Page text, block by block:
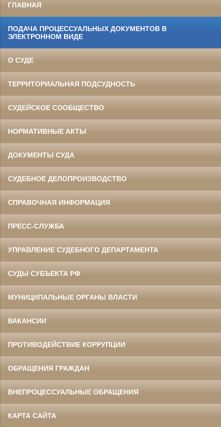
ГЛАВНАЯ
ПОДАЧА ПРОЦЕССУАЛЬНЫХ ДОКУМЕНТОВ В
ЭЛЕКТРОННОМ ВИДЕ
О СУДЕ
ТЕРРИТОРИАЛЬНАЯ ПОДСУДНОСТЬ
СУДЕЙСКОЕ СООБЩЕСТВО
НОРМАТИВНЫЕ АКТЫ
ДОКУМЕНТЫ СУДА
СУДЕБНОЕ ДЕЛОПРОИЗВОДСТВО
СПРАВОЧНАЯ ИНФОРМАЦИЯ
ПРЕСС-СЛУЖБА
УПРАВЛЕНИЕ СУДЕБНОГО ДЕПАРТАМЕНТА
СУДЫ СУБЪЕКТА РФ
МУНИЦИПАЛЬНЫЕ ОРГАНЫ ВЛАСТИ
ВАКАНСИИ
ПРОТИВОДЕЙСТВИЕ КОРРУПЦИИ
ОБРАЩЕНИЯ ГРАЖДАН
ВНЕПРОЦЕССУАЛЬНЫЕ ОБРАЩЕНИЯ
КАРТА САЙТА